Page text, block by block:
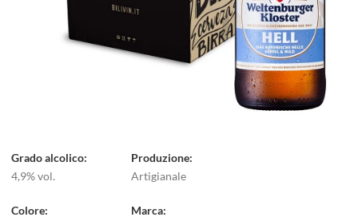
Grado alcolico
4,9% vol.
Produzione
Artigianale
Colore
Marca